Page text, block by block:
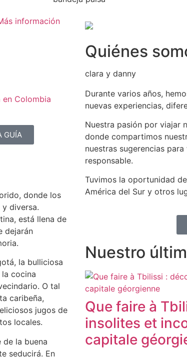
información
Colombia
GUÍA
donde los
diversa.
está llena de
dejarán
la bulliciosa
cocina
O tal
caribeña,
jugos de
locales.
la buena
seducirá. En
Quiénes
clara y danny
Durante varios años,
nuevas experiencias,
Nuestra pasión por viajar
donde compartimos
nuestras sugerencias
responsable.
Tuvimos la oportunidad
América del Sur y otros
Nuestro
Que faire à
insolites et
capitale